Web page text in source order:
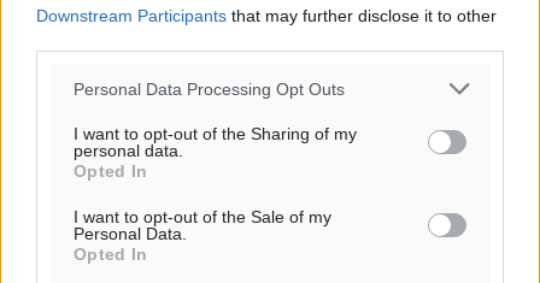
Downstream Participants that may further disclose it to other
Personal Data Processing Opt Outs
I want to opt-out of the Sharing of my
personal data.
Opted In
I want to opt-out of the Sale of my
Personal Data.
Opted In
Έφυγε από τη ζωή ο επί σειρά ετών εφημέριος στον
πριν 47 λεπτά
Αποκαλυπτήρια για την «Ατζέντα 2030» από το βήμα
Ειδήσεις• πριν 3 ώρες